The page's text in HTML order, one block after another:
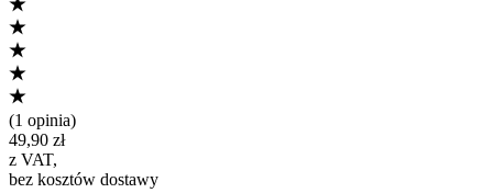
(1 opinia)
49,90 zł
z VAT,
bez kosztów dostawy